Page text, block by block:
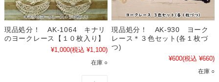
現品処分！ AK-1064 キナリ
のヨークレース【１０枚入り】
¥1,000(税込 ¥1,100)
在庫 ○
現品処分！ AK-930 ヨーク
レース＊３色セット(各１枚づ
つ)
¥600(税込 ¥660)
在庫 ○